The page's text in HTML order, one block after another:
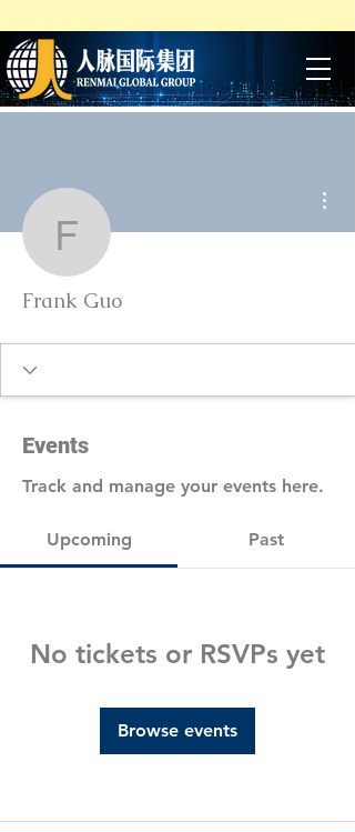
Frank Guo
Frank Guo
Events
Track and manage your events here.
Upcoming Past
No tickets or RSVPs yet
Browse events